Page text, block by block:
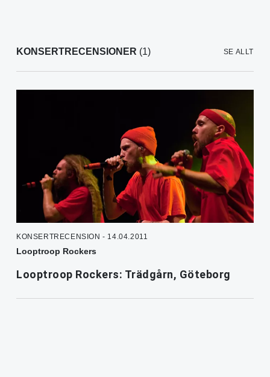
KONSERTRECENSIONER (1) SE ALLT
KONSERTRECENSION - 14.04.2011
Looptroop Rockers
Looptroop Rockers: Trädgårn, Göteborg